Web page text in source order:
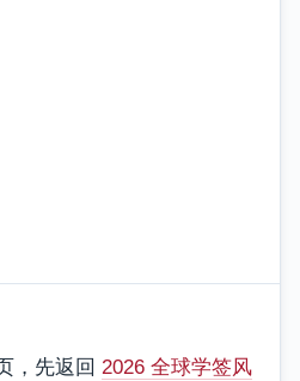
，先返回 2026 全球学签风